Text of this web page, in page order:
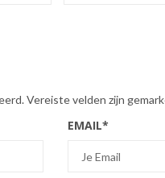
Vereiste velden zijn
EMAIL*